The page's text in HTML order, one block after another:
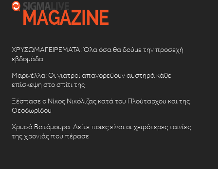
ΧΡΥΣΩΜΑΓΕΙΡΕΜΑΤΑ: Όλα όσα θα δούμε την προσεχή
εβδομάδα
Μαρινέλλα: Οι γιατροί απαγορεύουν αυστηρά κάθε
επίσκεψη στο σπίτι της
Ξέσπασε ο Νίκος Νικόλιζας κατά του Πλούταρχου και της
Θεοδωρίδου
Χρυσά Βατόμουρα: Δείτε ποιες είναι οι χειρότερες ταινίες
της χρονιάς που πέρασε